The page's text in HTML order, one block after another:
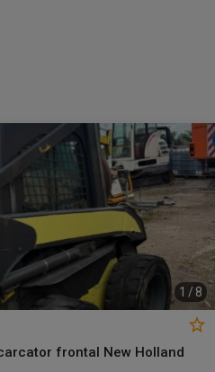
1 / 8
frontal New Holland